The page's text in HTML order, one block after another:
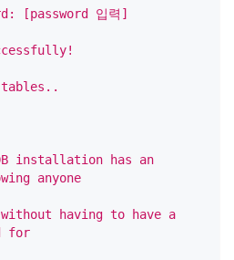
[password 입력]
installation has an
anyone
having to have a
for